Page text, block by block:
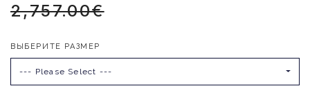
2,757.00€
ВЫБЕРИТЕ РАЗМЕР
--- Please Select ---